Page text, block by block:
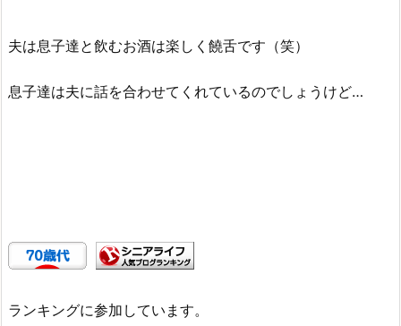
夫は息子達と飲むお酒は楽しく饒舌です（笑）
息子達は夫に話を合わせてくれているのでしょうけど…
ランキングに参加しています。